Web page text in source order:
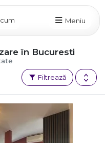
Meniu
în Bucuresti
Filtrează